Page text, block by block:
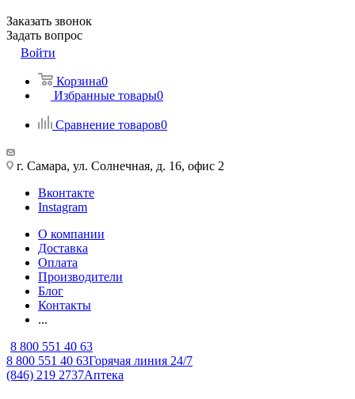
Заказать звонок
Задать вопрос
Войти
Корзина0
Избранные товары0
Сравнение товаров0
г. Самара, ул. Солнечная, д. 16, офис 2
Вконтакте
Instagram
О компании
Доставка
Оплата
Производители
Блог
Контакты
...
8 800 551 40 63
8 800 551 40 63Горячая линия 24/7
(846) 219 2737Аптека